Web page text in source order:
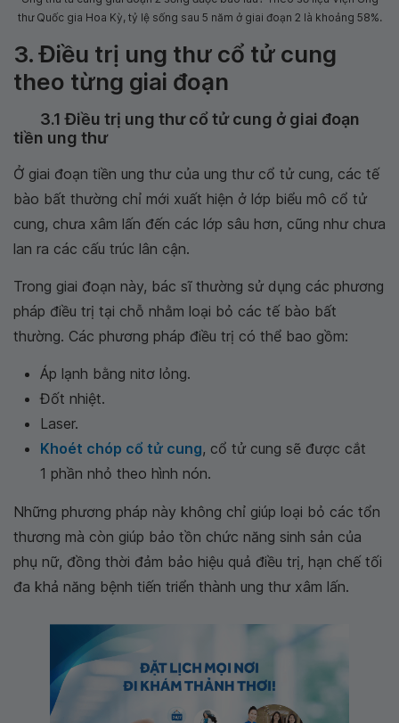
thư Quốc gia Hoa Kỳ, tỷ lệ sống sau 5 năm ở giai đoạn 2 là khoảng 58%.
3. Điều trị ung thư cổ tử cung
theo từng giai đoạn
3.1 Điều trị ung thư cổ tử cung ở giai đoạn
tiền ung thư
Ở giai đoạn tiền ung thư của ung thư cổ tử cung, các tế
bào bất thường chỉ mới xuất hiện ở lớp biểu mô cổ tử
cung, chưa xâm lấn đến các lớp sâu hơn, cũng như chưa
lan ra các cấu trúc lân cận.
Trong giai đoạn này, bác sĩ thường sử dụng các phương
pháp điều trị tại chỗ nhằm loại bỏ các tế bào bất
thường. Các phương pháp điều trị có thể bao gồm:
Áp lạnh bằng nitơ lỏng.
Đốt nhiệt.
Laser.
Khoét chóp cổ tử cung, cổ tử cung sẽ được cắt
1 phần nhỏ theo hình nón.
Những phương pháp này không chỉ giúp loại bỏ các tổn
thương mà còn giúp bảo tồn chức năng sinh sản của
phụ nữ, đồng thời đảm bảo hiệu quả điều trị, hạn chế tối
đa khả năng bệnh tiến triển thành ung thư xâm lấn.